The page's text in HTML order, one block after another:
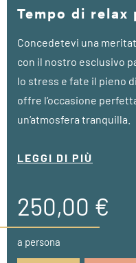
Tempo di relax
Concedetevi una
con il nostro esclusivo
lo stress e fate il pieno
offre l‘occasione
un‘atmosfera tranquilla.
• a partire da 3 notti
• 1 massaggio corpo
• 1 pedicure deluxe (80
LEGGI DI PIÙ
250,00 €
a persona